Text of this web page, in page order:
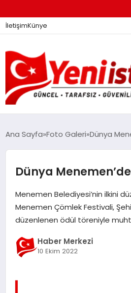
İletişimKünye
DÜNYA
Ana Sayfa Foto Galeri Dünya
Dünya
Menemen Belediyesi’nin ilkini
Menemen Çömlek Festivali,
düzenlenen ödül töreniyle
Haber Merkezi
10 Ekim 2022